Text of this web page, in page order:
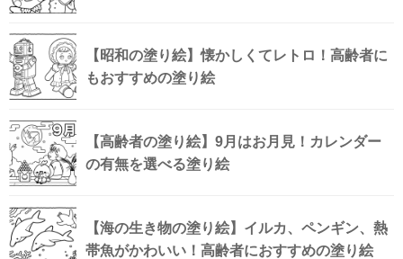
【昭和の塗り絵】懐かしくてレトロ！高齢者に
もおすすめの塗り絵
【高齢者の塗り絵】9月はお月見！カレンダー
の有無を選べる塗り絵
【海の生き物の塗り絵】イルカ、ペンギン、熱
帯魚がかわいい！高齢者におすすめの塗り絵